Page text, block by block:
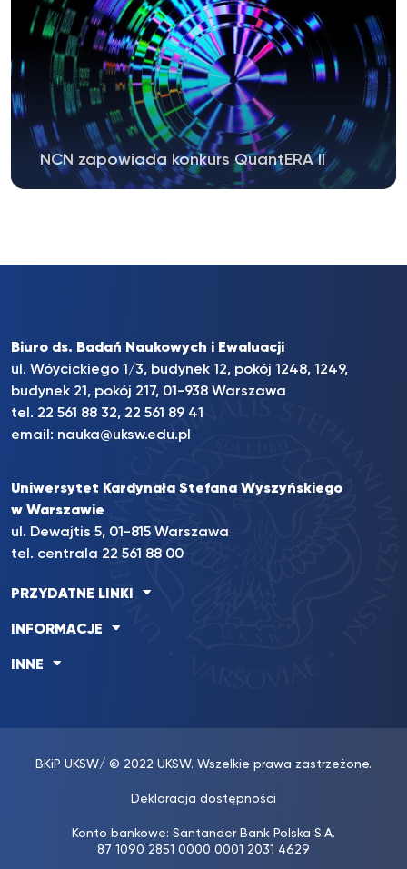
NCN zapowiada konkurs QuantERA II
Biuro ds. Badań Naukowych i Ewaluacji
ul. Wóycickiego 1/3, budynek 12, pokój 1248, 1249,
budynek 21, pokój 217, 01-938 Warszawa
tel. 22 561 88 32, 22 561 89 41
email: nauka@uksw.edu.pl
Uniwersytet Kardynała Stefana Wyszyńskiego
w Warszawie
ul. Dewajtis 5, 01-815 Warszawa
tel. centrala 22 561 88 00
PRZYDATNE LINKI
INFORMACJE
INNE
BKiP UKSW/ © 2022 UKSW. Wszelkie prawa zastrzeżone.
Deklaracja dostępności
Konto bankowe: Santander Bank Polska S.A.
87 1090 2851 0000 0001 2031 4629